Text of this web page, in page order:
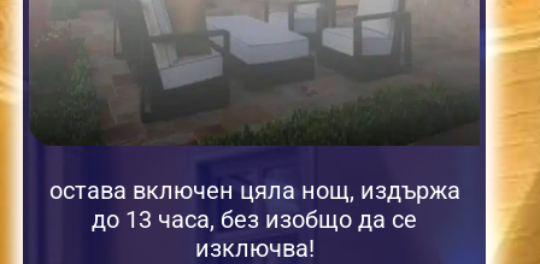
остава включен цяла нощ, издържа
до 13 часа, без изобщо да се
изключва!